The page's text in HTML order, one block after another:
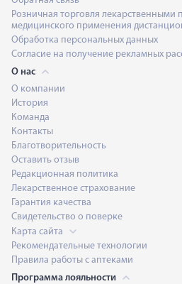
Розничная торговля лекарственными
медицинского применения
Обработка персональных данных
Согласие на получение рекламных
О нас
О компании
История
Команда
Контакты
Благотворительность
Оставить отзыв
Редакционная политика
Лекарственное страхование
Гарантия качества
Свидетельство о поверке
Карта сайта
Рекомендательные технологии
Правила работы с аптеками
Программа лояльности